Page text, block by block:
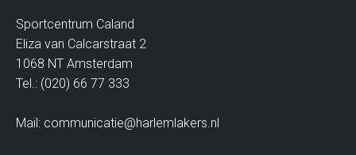
Sportcentrum Caland
Eliza van Calcarstraat 2
1068 NT Amsterdam
Tel.: (020) 66 77 333
Mail: communicatie@harlemlakers.nl